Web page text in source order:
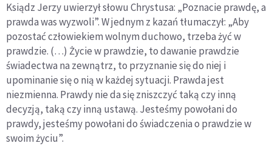
Ksiądz Jerzy uwierzył słowu Chrystusa: „Poznacie prawdę, a
prawda was wyzwoli”. W jednym z kazań tłumaczył: „Aby
pozostać człowiekiem wolnym duchowo, trzeba żyć w
prawdzie. (…) Życie w prawdzie, to dawanie prawdzie
świadectwa na zewnątrz, to przyznanie się do niej i
upominanie się o nią w każdej sytuacji. Prawda jest
niezmienna. Prawdy nie da się zniszczyć taką czy inną
decyzją, taką czy inną ustawą. Jesteśmy powołani do
prawdy, jesteśmy powołani do świadczenia o prawdzie w
swoim życiu”.